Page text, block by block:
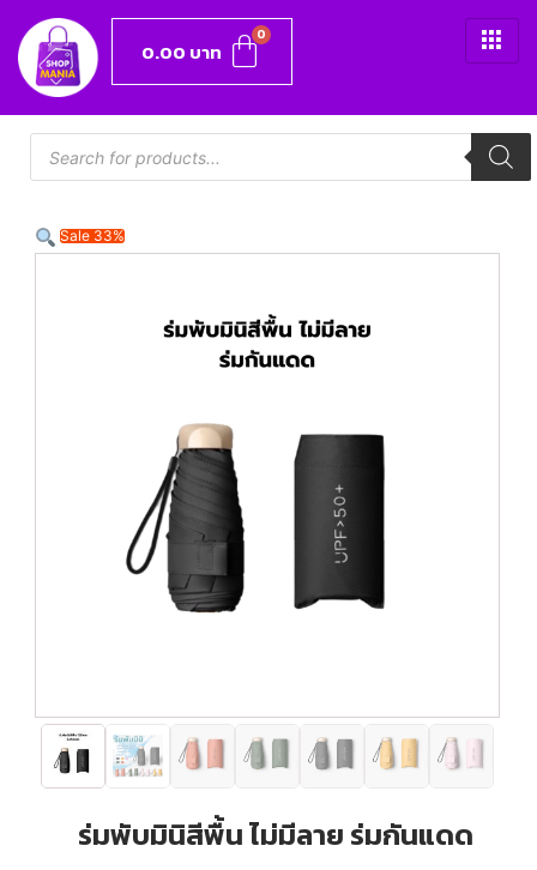
0.00 บาท
Sale 33%
ร่มพับมินิสีพื้น ไม่มีลาย ร่มกันแดด